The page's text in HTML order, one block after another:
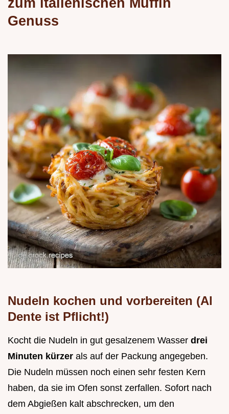
Genuss
Nudeln kochen und vorbereiten (Al
Dente ist Pflicht!)
Kocht die Nudeln in gut gesalzenem Wasser drei
Minuten kürzer als auf der Packung angegeben.
Die Nudeln müssen noch einen sehr festen Kern
haben, da sie im Ofen sonst zerfallen. Sofort nach
dem Abgießen kalt abschrecken, um den